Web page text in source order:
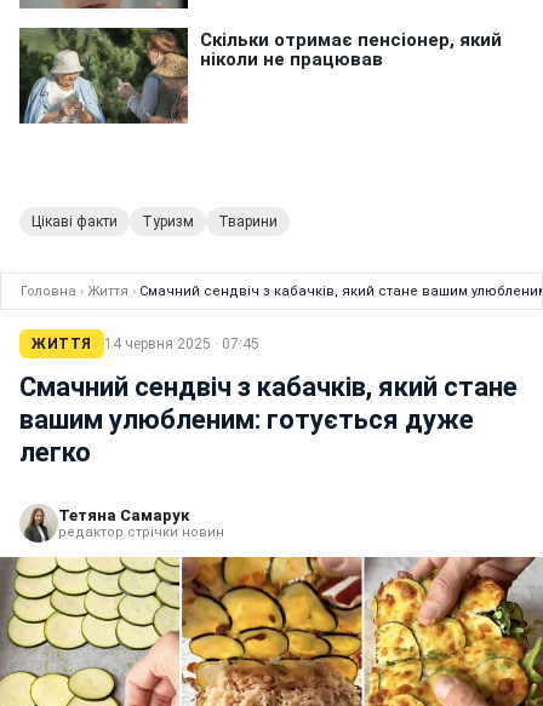
Цікаві факти Туризм Тварини
Головна › Життя › Смачний сендвіч з кабачків, який стане вашим
ЖИТТЯ 14 червня 2025 · 07:45
Смачний сендвіч з кабачків, який стане
вашим улюбленим: готується дуже
легко
Тетяна Самарук
редактор стрічки новин